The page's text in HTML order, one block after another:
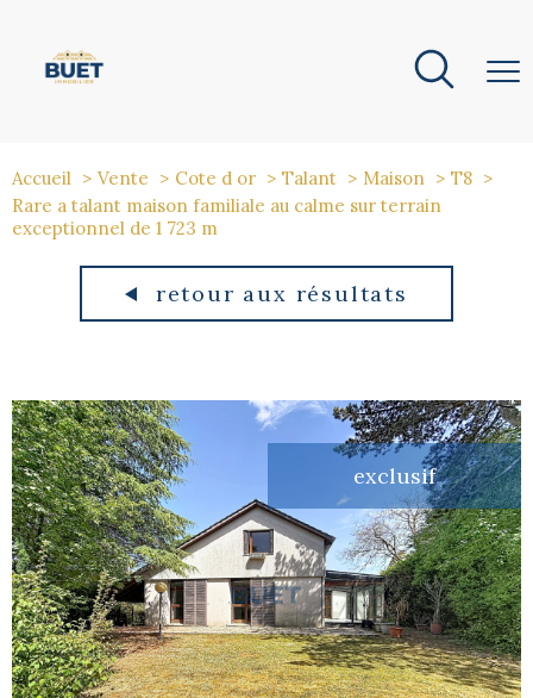
Accueil Vente Cote d or Talant Maison
T8
Rare a talant maison familiale au calme sur terrain
exceptionnel de 1 723 m
retour aux résultats
exclusif